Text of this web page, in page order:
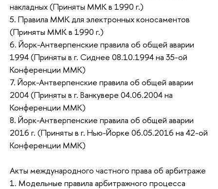
накладных (Приняты ММК в 1990 г.)
5. Правила ММК для электронных коносаментов
(Приняты ММК в 1990 г.)
6. Йорк-Антверпенские правила об общей аварии
1994 (Приняты в г. Сиднее 08.10.1994 на 35-ой
Конференции ММК)
7. Йорк-Антверпенские правила об общей аварии
2004 (Приняты в г. Ванкувере 04.06.2004 на
Конференции ММК)
8. Йорк-Антверпенские правила об общей аварии
2016 г. (Приняты в г. Нью-Йорке 06.05.2016 на 42-ой
Конференции ММК)
Акты международного частного права об арбитраже
1. Модельные правила арбитражного процесса